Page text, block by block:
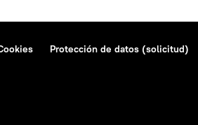
Protección de datos (solicitud)